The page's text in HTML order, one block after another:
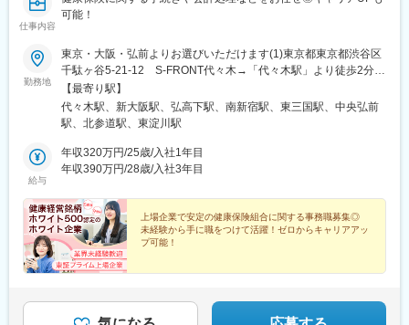
能のセットアップ、帳票入力の設定
入社後半年程度は先輩社員の商談に同席していただき、どのよう
な流れで契約が行われるかを習得いただきます。慣れてきたらご
自身で商談を行っていただき、契約取得に向けて企業と接点を取
っていただきます。
拠点の上長と売り上げの目標設定を行っていただきます。そのう
えで半期ごとに目標の達成度合いを確認し、評価が決定されま
同社製品は医療機関の診療報酬改定に対応する関係で需要に波が
あるため、報酬改定対応がある年度は高めに、そうでない年は低
めに設定されます。
■当社について：
す。
仕事内容
可能！
勤務地
東京・大阪・弘前よりお選びいただけます(1)東京都東京都渋谷区
千駄ヶ谷5-21-12 S-FRONT代々木→「代々木駅」より徒歩2分
(2)大阪府大阪府大阪市淀川区宮原4丁目1番6号 アクロス新大阪
10階→「新大阪駅」より徒歩4分（3）弘前青森県弘前市大字富田
３－９－４ 弘前オペレーションセンター→「弘高下駅」より徒
研修中の住居費、光熱費は当社が負担します。
【最寄り駅】
代々木駅、新大阪駅、弘高下駅、南新宿駅、東三国駅、中央弘前
駅、北参道駅、東淀川駅
給与
年収320万円/25歳/入社1年目
年収390万円/28歳/入社3年目
上場企業で安定の健康保険組合に関する事務職募集◎
未経験から手に職をつけて活躍！ゼロからキャリアアッ
プ可能！